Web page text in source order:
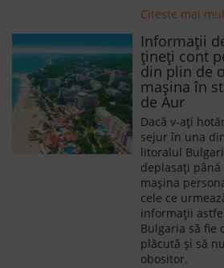
Citeste mai
Informații
țineți cont
din plin de
mașina în
de Aur
Dacă v-ați
sejur în una
litoralul
deplasați
mașina
cele ce
informații
Bulgaria să fie
plăcută și să
obositor.